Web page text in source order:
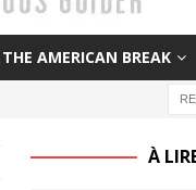
THE AMERICAN BREAK
À